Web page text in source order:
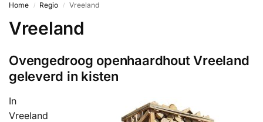
Home / Regio / Vreeland
Vreeland
Ovengedroog openhaardhout Vreeland
geleverd in kisten
In
Vreeland